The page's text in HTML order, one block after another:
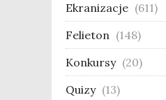
Ekranizacje (611)
Felieton (148)
Konkursy (20)
Quizy (13)